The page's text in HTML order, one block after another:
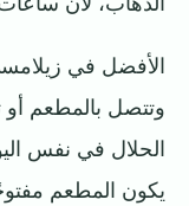
الأفضل في
وتتصل بالمطعم
الحلال في نفس
يكون المطعم